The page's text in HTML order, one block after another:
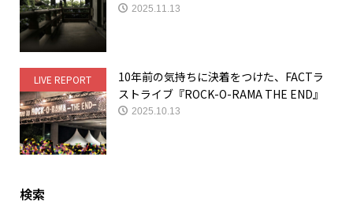
2025.11.13
LIVE REPORT
10年前の気持ちに決着をつけた、FACTラ
ストライブ『ROCK-O-RAMA THE END』
2025.10.13
検索